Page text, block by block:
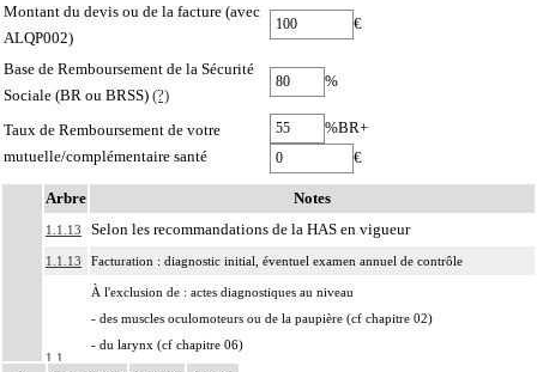
Montant du devis ou de la facture (avec
ALQP002)
€
Base de Remboursement de la Sécurité
Sociale (BR ou BRSS) (?)
%
Taux de Remboursement de votre
mutuelle/complémentaire santé
%BR+
€
Arbre Notes
1.1.13 Selon les recommandations de la HAS en vigueur
1.1.13 Facturation : diagnostic initial, éventuel examen annuel de contrôle
1.1
À l'exclusion de : actes diagnostiques au niveau
- des muscles oculomoteurs ou de la paupière (cf chapitre 02)
- du larynx (cf chapitre 06)